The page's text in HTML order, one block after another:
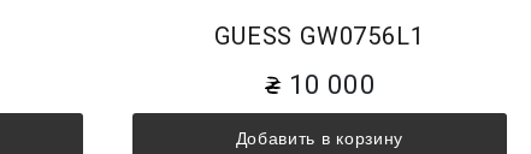
GUESS GW0756L1
10 000
Добавить в корзину